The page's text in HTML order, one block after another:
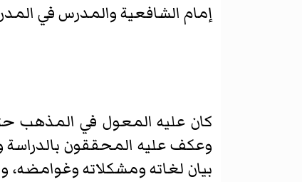
إمام الشافعية والمدرس في
كان عليه المعول في المذهب
وعكف عليه المحققون بالدراسة
بيان لغاته ومشكلاته وغوامضه،